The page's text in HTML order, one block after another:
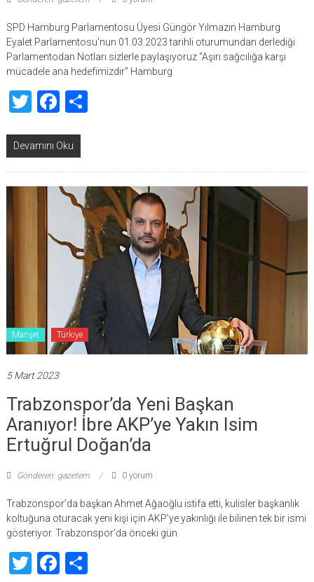
SPD Hamburg Parlamentosu Üyesi Güngör Yılmazın Hamburg
Eyalet Parlamentosu’nun 01.03.2023 tarihli oturumundan derlediği
Parlamentodan Notları sizlerle paylaşıyoruz “Aşırı sağcılığa karşı
mücadele ana hedefimizdir” Hamburg
TwitterFacebook
Share
Devamını Oku
Manşet Türkiye
5 Mart 2023
Trabzonspor’da Yeni Başkan
Aranıyor! İbre AKP’ye Yakın Isim
Ertuğrul Doğan’da
Gönderen: gazetem 0 yorum
Trabzonspor’da başkan Ahmet Ağaoğlu istifa etti, kulisler başkanlık
koltuğuna oturacak yeni kişi için AKP’ye yakınlığı ile bilinen tek bir ismi
gösteriyor. Trabzonspor’da önceki gün
TwitterFacebook